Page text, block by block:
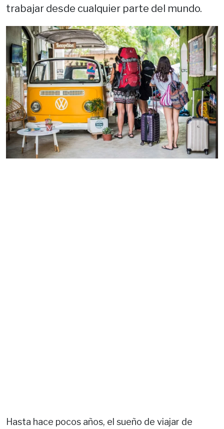
trabajar desde cualquier parte del mundo.
Hasta hace pocos años, el sueño de viajar de